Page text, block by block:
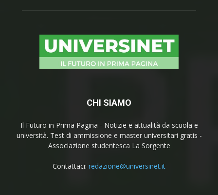
CHI SIAMO
Il Futuro in Prima Pagina - Notizie e attualità da scuola e
università. Test di ammissione e master universitari gratis -
Associazione studentesca La Sorgente
Contattaci: redazione@universinet.it